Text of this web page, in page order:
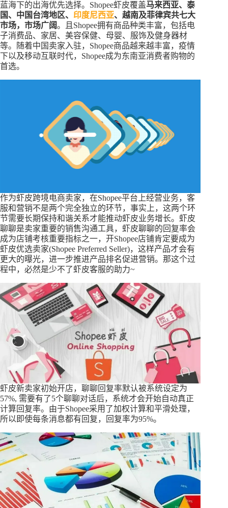
蓝海下的出海优先选择。Shopee虾皮覆盖马来西亚、泰
国、中国台湾地区、 印度尼西亚、越南及菲律宾共七大
市场，市场广阔。且Shopee拥有商品种类丰富，包括电
子消费品、家居、美容保健、母婴、服饰及健身器材
等。随着中国卖家入驻，Shopee商品越来越丰富，疫情
下以及移动互联时代，Shopee成为东南亚消费者购物的
首选。
作为虾皮跨境电商卖家，在Shopee平台上经营业务，客
服和营销不是两个完全独立的环节，事实上，这两个环
节需要长期保持和谐关系才能推动虾皮业务增长。虾皮
聊聊是卖家重要的销售沟通工具，虾皮聊聊的回复率会
成为店铺考核重要指标之一，开Shopee店铺肯定要成为
虾皮优选卖家(Shopee Preferred Seller)，这样产品才会有
更大的曝光，进一步推进产品排名促进营销。那这个过
程中，必然是少不了虾皮客服的助力~
虾皮新卖家初始开店，聊聊回复率默认被系统设定为
57%, 需要有了5个聊聊对话后，系统才会开始自动真正
计算回复率。由于Shopee采用了加权计算和平滑处理，
所以即使每条消息都有回复，回复率为95%。